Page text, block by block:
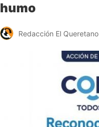
humo
Redacción El Queretano